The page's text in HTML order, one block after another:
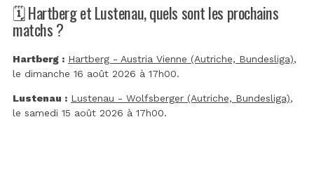
🗓️ Hartberg et Lustenau, quels sont les prochains
matchs ?
Hartberg : Hartberg - Austria Vienne (Autriche, Bundesliga),
le dimanche 16 août 2026 à 17h00.
Lustenau : Lustenau - Wolfsberger (Autriche, Bundesliga),
le samedi 15 août 2026 à 17h00.